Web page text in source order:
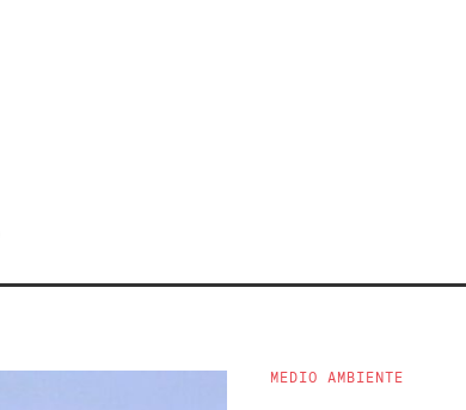
MEDIO AMBIENTE